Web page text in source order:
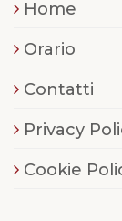
Home
Orario
Contatti
Privacy
Cookie